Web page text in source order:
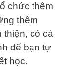
chức thêm
thêm
thiện, có cả
để bạn tự
học.